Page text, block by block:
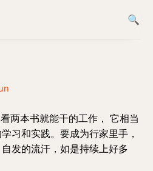
两本书就能干的工作， 它相当
习和实践。要成为行家里手，
发的流汗，如是持续上好多